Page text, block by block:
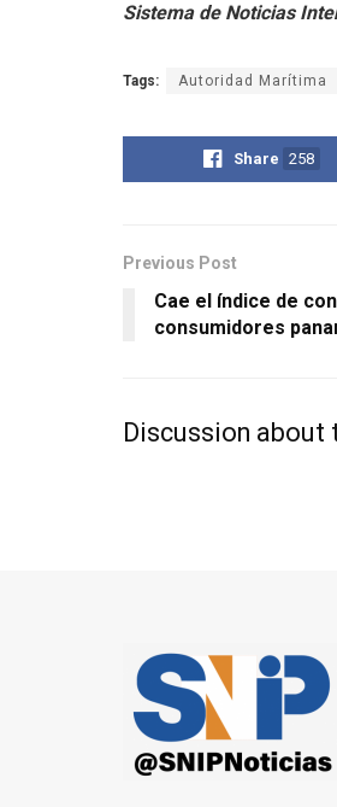
Sistema de Noticias
Tags: Autoridad Marítima
Share 258
Previous Post
Cae el índice de
consumidores
Discussion about